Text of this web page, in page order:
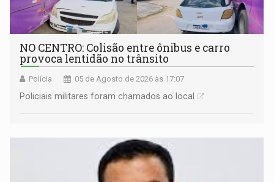
NO CENTRO: Colisão entre ônibus e carro
provoca lentidão no trânsito
Polícia 05 de Agosto de 2026 às 17:07
Policiais militares foram chamados ao local